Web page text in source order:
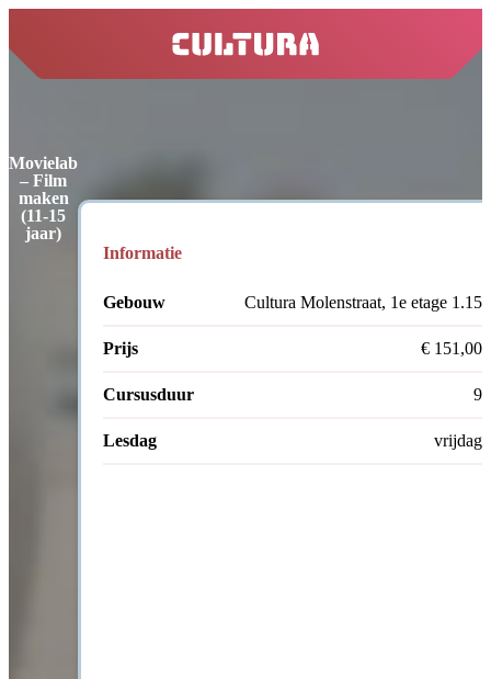
home
Movielab
– Film
maken
(11-15
jaar)
Informatie
Gebouw Cultura Molenstraat, 1e etage 1.15
Prijs € 151,00
Cursusduur 9
Lesdag vrijdag